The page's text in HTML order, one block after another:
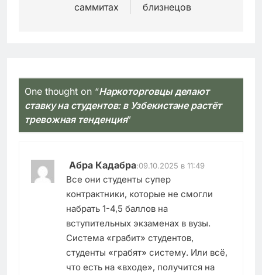
саммитах
близнецов
One thought on “Наркоторговцы делают
ставку на студентов: в Узбекистане растёт
тревожная тенденция”
Абра Кадабра:09.10.2025 в 11:49
Все они студенты супер
контрактники, которые не смогли
набрать 1-4,5 баллов на
вступительных экзаменах в вузы.
Система «грабит» студентов,
студенты «грабят» систему. Или всё,
что есть на «входе», получится на